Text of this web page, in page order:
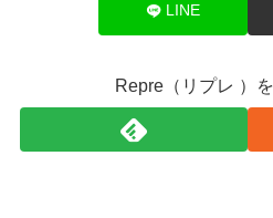
LINE
Repre（リプレ ）